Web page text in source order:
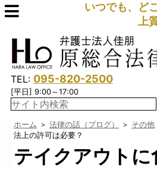
いつでも、ど
上
TEL: 095-820-2500
[平日] 9:00～17:00
ホーム ＞ 法律の話（ブログ） ＞ その他
法上の許可は必要？
テイクアウトに